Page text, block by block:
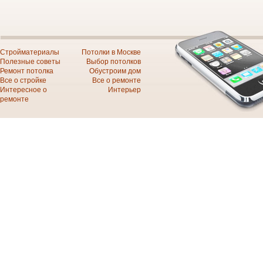
Стройматериалы
Полезные советы
Ремонт потолка
Все о стройке
Интересное о
ремонте
Потолки в Москве
Выбор потолков
Обустроим дом
Все о ремонте
Интерьер